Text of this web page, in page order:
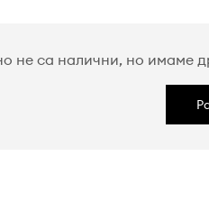
не са налични, но имаме